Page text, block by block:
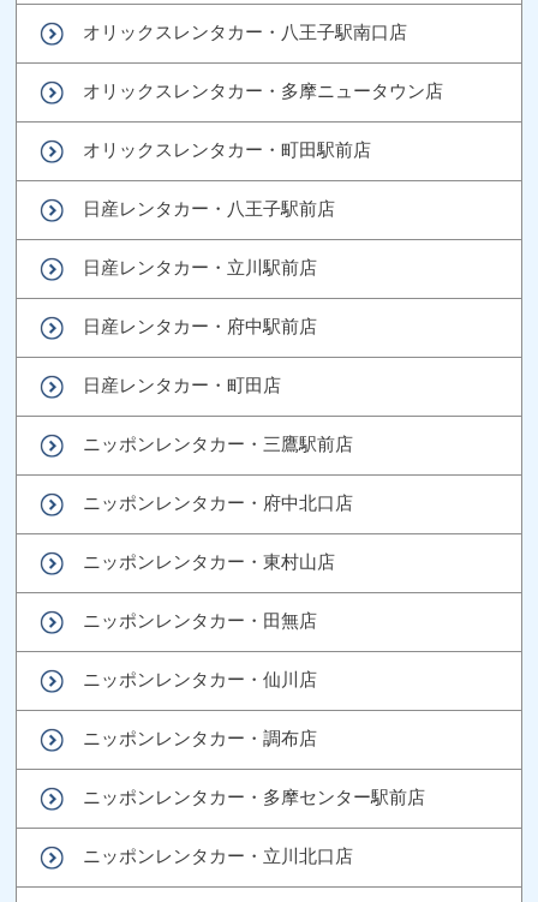
オリックスレンタカー・八王子駅南口店
オリックスレンタカー・多摩ニュータウン店
オリックスレンタカー・町田駅前店
日産レンタカー・八王子駅前店
日産レンタカー・立川駅前店
日産レンタカー・府中駅前店
日産レンタカー・町田店
ニッポンレンタカー・三鷹駅前店
ニッポンレンタカー・府中北口店
ニッポンレンタカー・東村山店
ニッポンレンタカー・田無店
ニッポンレンタカー・仙川店
ニッポンレンタカー・調布店
ニッポンレンタカー・多摩センター駅前店
ニッポンレンタカー・立川北口店